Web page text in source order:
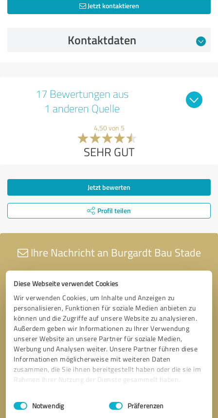
Diese Webseite verwendet Cookies
Wir verwenden Cookies, um Inhalte und Anzeigen zu
personalisieren, Funktionen für soziale Medien anbieten zu
können und die Zugriffe auf unsere Website zu analysieren.
Außerdem geben wir Informationen zu Ihrer Verwendung
unserer Website an unsere Partner für soziale Medien,
Werbung und Analysen weiter. Unsere Partner führen diese
Informationen möglicherweise mit weiteren Daten
zusammen, die Sie ihnen bereitgestellt haben oder die sie im
Rahmen Ihrer Nutzung der Dienste gesammelt haben.
Impressum Datenschutzbestimmungen
Einwilligungsauswahl
Notwendig Präferenzen
Jetzt kontaktieren
Kontaktdaten
17 Bewertungen aus
1 anderen Quelle
4,50 von 5
SEHR GUT
Jetzt bewerten
Profil teilen
Ihre Nachricht an Burgardt Bau Stade